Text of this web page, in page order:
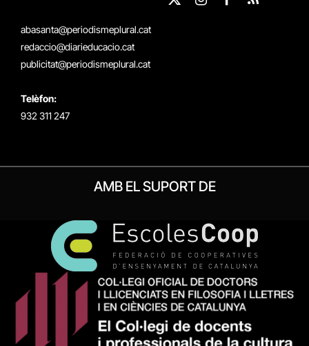
abasanta@periodismeplural.cat
redaccio@diarieducacio.cat
publicitat@periodismeplural.cat
Telèfon:
932 311 247
X
Instagram
Facebook
RSS
AMB EL SUPORT DE